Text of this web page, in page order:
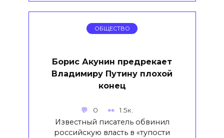
ОБЩЕСТВО
Борис Акунин предрекает
Владимиру Путину плохой
конец
0 1.5к.
Известный писатель обвинил
российскую власть в «тупости